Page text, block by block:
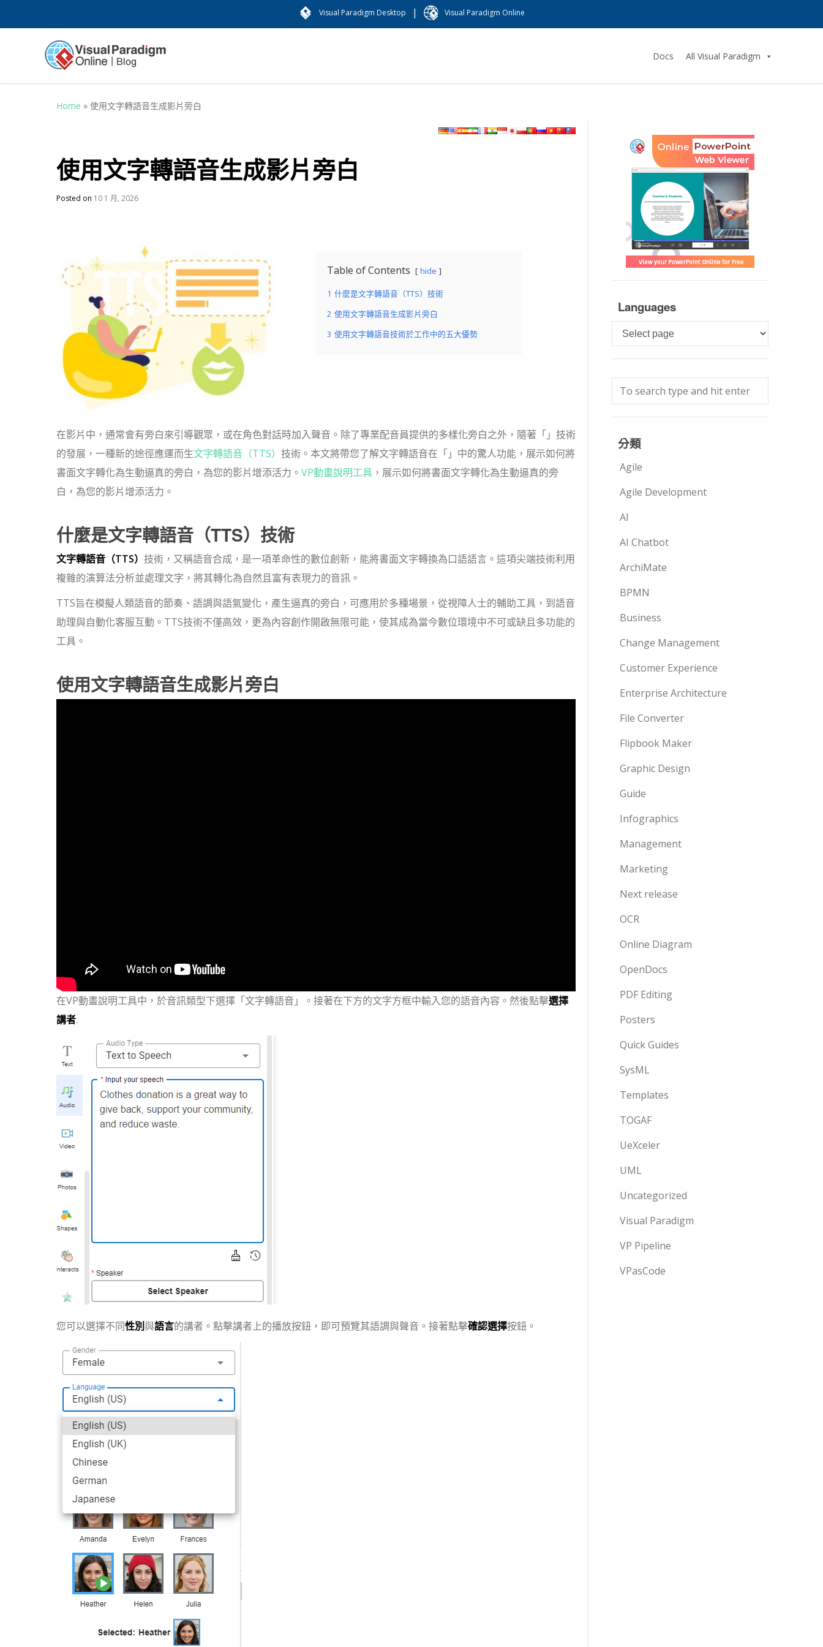
Visual Paradigm Desktop | Visual Paradigm Online
Docs All Visual Paradigm
Home » 使用文字轉語音生成影片旁白
使用文字轉語音生成影片旁白
Posted on 10 1 月, 2026
Table of Contents hide
1 什麼是文字轉語音（TTS）技術
2 使用文字轉語音生成影片旁白
3 使用文字轉語音技術於工作中的五大優勢
在影片中，通常會有旁白來引導觀眾，或在角色對話時加入聲音。除了專業配音員提供的多樣化旁白之外，隨著「」技術
的發展，一種新的途徑應運而生文字轉語音（TTS） 技術。本文將帶您了解文字轉語音在「」中的驚人功能，展示如何將
書面文字轉化為生動逼真的旁白，為您的影片增添活力。 VP動畫說明工具 ，展示如何將書面文字轉化為生動逼真的旁
白，為您的影片增添活力。
什麼是文字轉語音（TTS）技術
文字轉語音（TTS） 技術，又稱語音合成，是一項革命性的數位創新，能將書面文字轉換為口語語言。這項尖端技術利用
複雜的演算法分析並處理文字，將其轉化為自然且富有表現力的音訊。
TTS旨在模擬人類語音的節奏、語調與語氣變化，產生逼真的旁白，可應用於多種場景，從視障人士的輔助工具，到語音
助理與自動化客服互動。TTS技術不僅高效，更為內容創作開啟無限可能，使其成為當今數位環境中不可或缺且多功能的
工具。
使用文字轉語音生成影片旁白
在VP動畫說明工具中，於音訊類型下選擇「文字轉語音」。接著在下方的文字方框中輸入您的語音內容。然後點擊選擇
講者.
您可以選擇不同性別與語言的講者。點擊講者上的播放按鈕，即可預覽其語調與聲音。接著點擊確認選擇按鈕。
Languages
Languages
分類
Agile
Agile Development
AI
AI Chatbot
ArchiMate
BPMN
Business
Change Management
Customer Experience
Enterprise Architecture
File Converter
Flipbook Maker
Graphic Design
Guide
Infographics
Management
Marketing
Next release
OCR
Online Diagram
OpenDocs
PDF Editing
Posters
Quick Guides
SysML
Templates
TOGAF
UeXceler
UML
Uncategorized
Visual Paradigm
VP Pipeline
VPasCode